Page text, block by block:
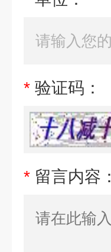
* 验证码：
* 留言内容：